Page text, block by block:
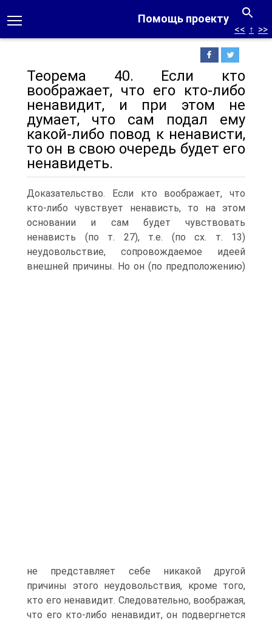
Помощь проекту
<< ↑ >>
Теорема 40. Если кто
воображает, что его кто-либо
ненавидит, и при этом не
думает, что сам подал ему
какой-либо повод к ненависти,
то он в свою очередь будет его
ненавидеть.
Доказательство. Если кто воображает, что
кто-либо чувствует ненависть, то на этом
основании и сам будет чувствовать
ненависть (по т. 27), т.е. (по сх. т. 13)
неудовольствие, сопровождаемое идеей
внешней причины. Но он (по предположению)
не представляет себе никакой другой
причины этого неудовольствия, кроме того,
кто его ненавидит. Следовательно, воображая,
что его кто-либо ненавидит, он подвергнется